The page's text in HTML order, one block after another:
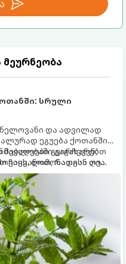
სრული
და ადვილად
ეგუება ქოთანში
გვირჩევენ,
რადგან ღია
ფესვებით ძალიან
ავიწროებს.
გაგახარებთ
ლიმონათისა თუ